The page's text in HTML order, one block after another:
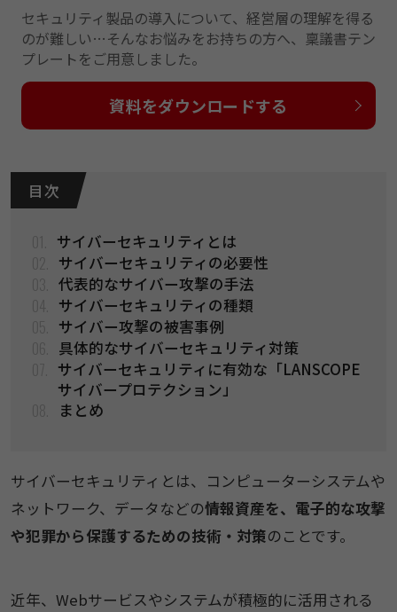
セキュリティ製品の導入について、経営層の理解を得る
のが難しい…そんなお悩みをお持ちの方へ、稟議書テン
プレートをご用意しました。
資料をダウンロードする
目 次
サイバーセキュリティとは
サイバーセキュリティの必要性
代表的なサイバー攻撃の手法
サイバーセキュリティの種類
サイバー攻撃の被害事例
具体的なサイバーセキュリティ対策
サイバーセキュリティに有効な「LANSCOPE
サイバープロテクション」
まとめ
サイバーセキュリティとは、コンピューターシステムや
ネットワーク、データなどの情報資産を、電子的な攻撃
や犯罪から保護するための技術・対策のことです。
近年、Webサービスやシステムが積極的に活用される